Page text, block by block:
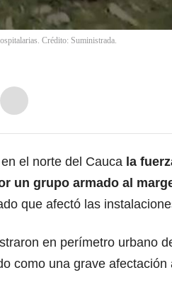
Crédito: Suministrada.
el norte del Cauca la
un grupo armado al
que afectó las
en perímetro urbano
como una grave afectación